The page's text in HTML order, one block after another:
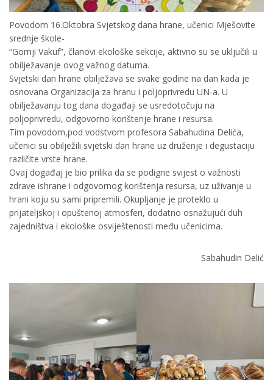
Povodom 16.Oktobra Svjetskog dana hrane, učenici Mješovite
srednje škole-
“Gornji Vakuf”, članovi ekološke sekcije, aktivno su se uključili u
obilježavanje ovog važnog datuma.
Svjetski dan hrane obilježava se svake godine na dan kada je
osnovana Organizacija za hranu i poljoprivredu UN-a. U
obilježavanju tog dana događaji se usredotočuju na
poljoprivredu, odgovorno korištenje hrane i resursa.
Tim povodom,pod vodstvom profesora Sabahudina Delića,
učenici su obilježili svjetski dan hrane uz druženje i degustaciju
različite vrste hrane.
Ovaj događaj je bio prilika da se podigne svijest o važnosti
zdrave ishrane i odgovornog korištenja resursa, uz uživanje u
hrani koju su sami pripremili. Okupljanje je proteklo u
prijateljskoj i opuštenoj atmosferi, dodatno osnažujući duh
zajedništva i ekološke osviještenosti među učenicima.
Sabahudin Delić